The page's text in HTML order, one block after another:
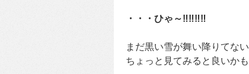
・・・ひゃ～‼‼‼‼
まだ黒い雪が舞い降りてない
ちょっと見てみると良いかも